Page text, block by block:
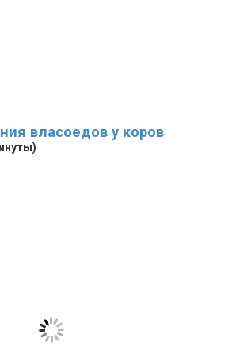
власоедов у коров